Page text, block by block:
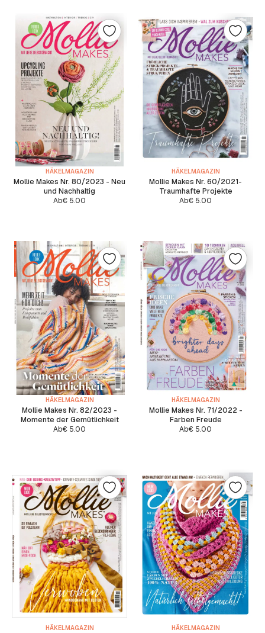
HÄKELMAGAZIN
Mollie Makes Nr. 80/2023 - Neu
und Nachhaltig
Ab€ 5.00
HÄKELMAGAZIN
Mollie Makes Nr. 60/2021-
Traumhafte Projekte
Ab€ 5.00
HÄKELMAGAZIN
Mollie Makes Nr. 82/2023 -
Momente der Gemütlichkeit
Ab€ 5.00
HÄKELMAGAZIN
Mollie Makes Nr. 71/2022 -
Farben Freude
Ab€ 5.00
HÄKELMAGAZIN HÄKELMAGAZIN